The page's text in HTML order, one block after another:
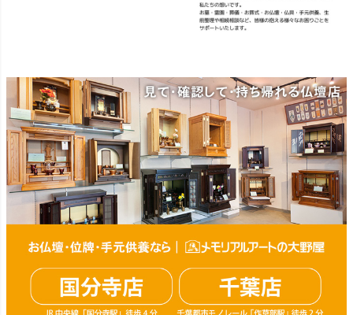
ト供養 #メモリアルギャラリ
ー国分寺店 #メモリアルギャ
ラリー千葉店 #通販 #ウェブ
ショップ #お盆 #お盆飾
り